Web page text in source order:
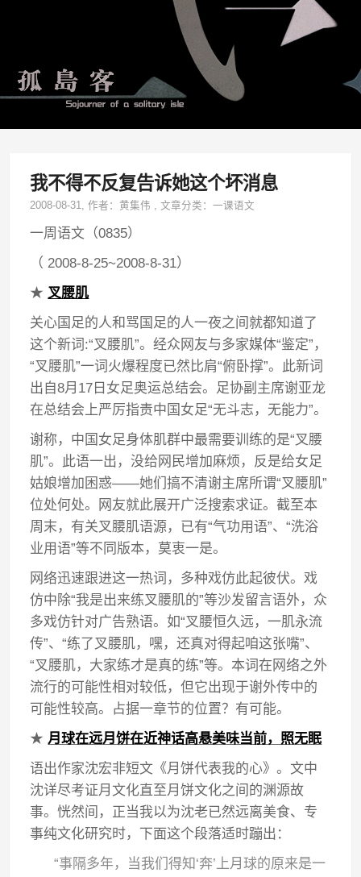
我不得不反复告诉她这个坏消息
2008-08-31, 作者：黄集伟 ,文章分类：一课语文
一周语文（0835）
（ 2008-8-25~2008-8-31）
★ 叉腰肌
关心国足的人和骂国足的人一夜之间就都知道了
这个新词:“叉腰肌”。经众网友与多家媒体“鉴定”，
“叉腰肌”一词火爆程度已然比肩“俯卧撑”。此新词
出自8月17日女足奥运总结会。足协副主席谢亚龙
在总结会上严厉指责中国女足“无斗志，无能力”。
谢称，中国女足身体肌群中最需要训练的是“叉腰
肌”。此语一出，没给网民增加麻烦，反是给女足
姑娘增加困惑——她们搞不清谢主席所谓“叉腰肌”
位处何处。网友就此展开广泛搜索求证。截至本
周末，有关叉腰肌语源，已有“气功用语”、“洗浴
业用语”等不同版本，莫衷一是。
网络迅速跟进这一热词，多种戏仿此起彼伏。戏
仿中除“我是出来练叉腰肌的”等沙发留言语外，众
多戏仿针对广告熟语。如“叉腰恒久远，一肌永流
传”、“练了叉腰肌，嘿，还真对得起咱这张嘴”、
“叉腰肌，大家练才是真的练”等。本词在网络之外
流行的可能性相对较低，但它出现于谢外传中的
可能性较高。占据一章节的位置？有可能。
★月球在远月饼在近神话高悬美味当前，照无眠
语出作家沈宏非短文《月饼代表我的心》。文中
沈详尽考证月文化直至月饼文化之间的渊源故
事。恍然间，正当我以为沈老已然远离美食、专
事纯文化研究时，下面这个段落适时蹦出：
“事隔多年，当我们得知‘奔’上月球的原来是一